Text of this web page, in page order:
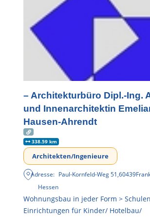
– Architekturbüro Dipl.-Ing.
und Innenarchitektin
Hausen-Ahrendt
338.59 km
Architekten/Ingenieure
Adresse: Paul-Kornfeld-Weg 51,60439
Hessen
Wohnungsbau in jeder Form >
Einrichtungen für Kinder/ Hotelbau/